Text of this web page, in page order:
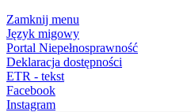
Zamknij menu
Język migowy
Portal Niepełnosprawność
Deklaracja dostępności
ETR - tekst
Facebook
Instagram